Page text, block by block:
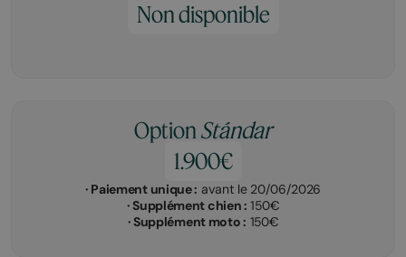
Non disponible
Option Stándar
1.900€
· Paiement unique : avant le 20/06/2026
· Supplément chien : 150€
· Supplément moto : 150€